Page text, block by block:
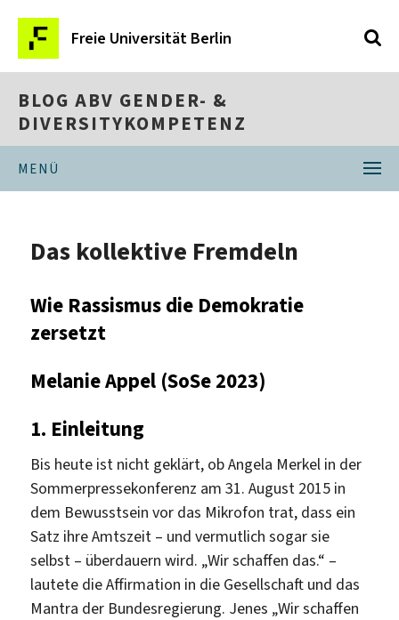
Freie Universität Berlin
BLOG ABV GENDER- &
DIVERSITYKOMPETENZ
MENÜ
Das kollektive Fremdeln
Wie Rassismus die Demokratie
zersetzt
Melanie Appel (SoSe 2023)
1. Einleitung
Bis heute ist nicht geklärt, ob Angela Merkel in der
Sommerpressekonferenz am 31. August 2015 in
dem Bewusstsein vor das Mikrofon trat, dass ein
Satz ihre Amtszeit – und vermutlich sogar sie
selbst – überdauern wird. „Wir schaffen das.“ –
lautete die Affirmation in die Gesellschaft und das
Mantra der Bundesregierung. Jenes „Wir schaffen